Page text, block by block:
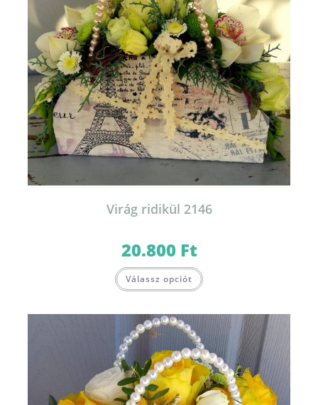
Virág ridikül 2146
20.800 Ft
Válassz opciót